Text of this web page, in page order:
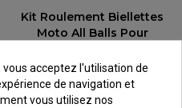
Kit Roulement Biellettes
Moto All Balls Pour
27-1125
103,03 €
vous acceptez l'utilisation de
de navigation et
vous utilisez nos